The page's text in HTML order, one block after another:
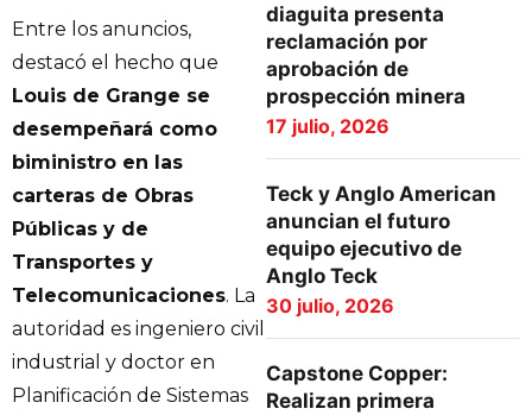
Entre los anuncios,
destacó el hecho que
Louis de Grange se
desempeñará como
biministro en las
carteras de Obras
Públicas y de
Transportes y
Telecomunicaciones. La
autoridad es ingeniero civil
industrial y doctor en
Planificación de Sistemas
diaguita presenta
reclamación por
aprobación de
prospección minera
17 julio, 2026
Teck y Anglo American
anuncian el futuro
equipo ejecutivo de
Anglo Teck
30 julio, 2026
Capstone Copper:
Realizan primera